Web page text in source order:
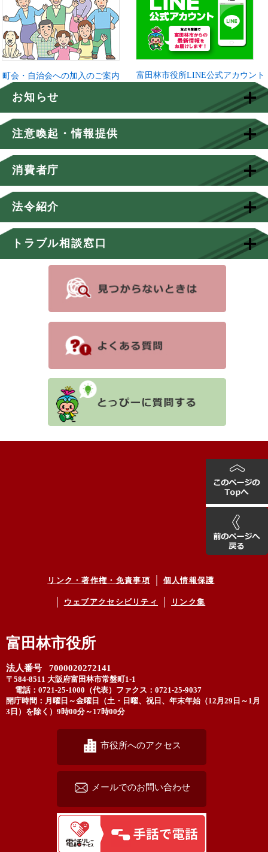
お知らせ
注意喚起・情報提供
消費者庁
法令紹介
トラブル相談窓口
町会・自治会への加入のご案内 富田林市役所LINE公式アカウント
リンク・著作権・免責事項 個人情報保護
ウェブアクセシビリティ リンク集
富田林市役所
法人番号 7000020272141
〒584-8511 大阪府富田林市常盤町1-1
電話：0721-25-1000（代表） ファクス：0721-25-9037
開庁時間：月曜日～金曜日（土・日曜、祝日、年末年始（12月29日～1月
3日）を除く）9時00分～17時00分
市役所へのアクセス
メールでのお問い合わせ